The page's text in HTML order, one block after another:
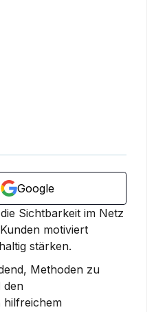
Google
Sichtbarkeit im Netz
motiviert
stärken.
Methoden zu
den
hilfreichem